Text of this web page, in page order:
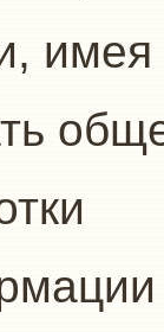
имея
для